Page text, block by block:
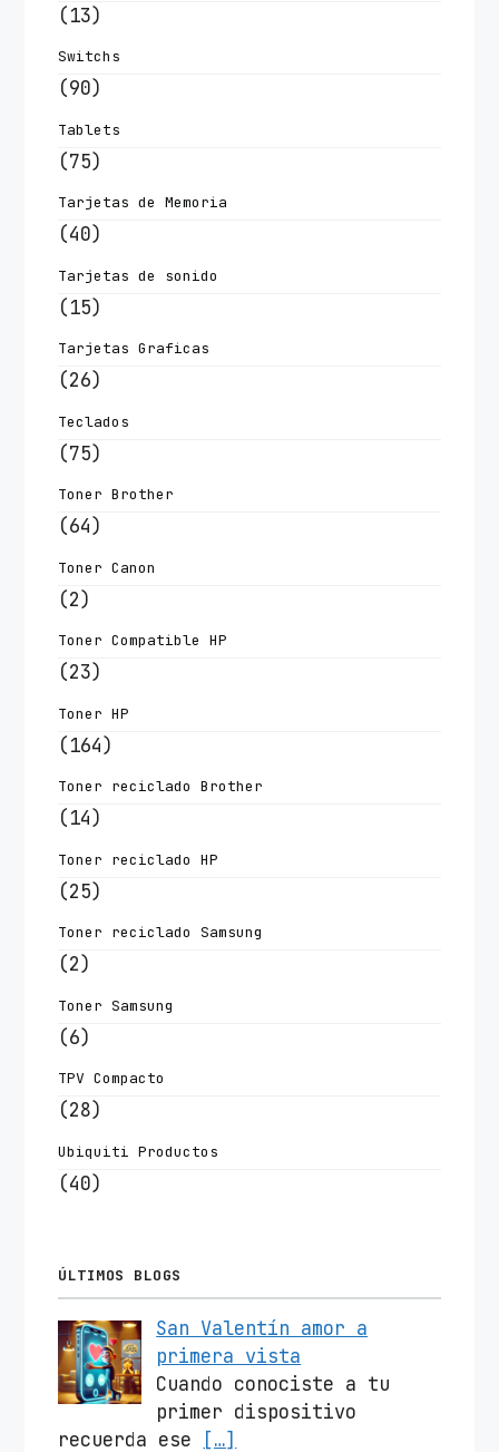
(13)
Switchs
(90)
Tablets
(75)
Tarjetas de Memoria
(40)
Tarjetas de sonido
(15)
Tarjetas Graficas
(26)
Teclados
(75)
Toner Brother
(64)
Toner Canon
(2)
Toner Compatible HP
(23)
Toner HP
(164)
Toner reciclado Brother
(14)
Toner reciclado HP
(25)
Toner reciclado Samsung
(2)
Toner Samsung
(6)
TPV Compacto
(28)
Ubiquiti Productos
(40)
ÚLTIMOS BLOGS
San Valentín amor a
primera vista
Cuando conociste a tu
primer dispositivo
recuerda ese
[…]